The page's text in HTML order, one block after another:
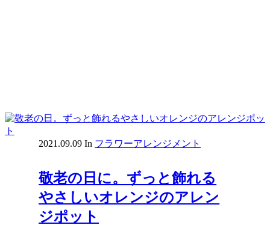
2021.09.09 In フラワーアレンジメント
敬老の日に。ずっと飾れる
やさしいオレンジのアレン
ジポット